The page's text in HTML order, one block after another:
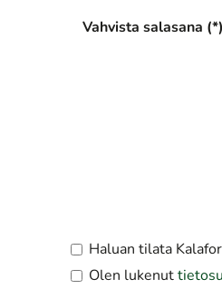
Vahvista salasana
Haluan tilata
Olen lukenut